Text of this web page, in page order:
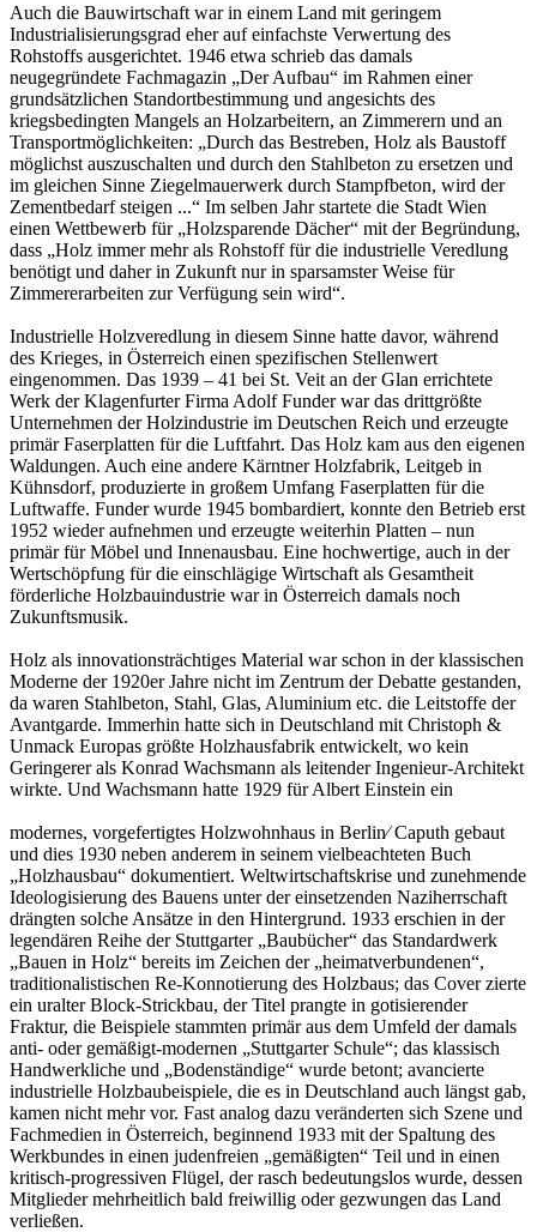
Auch die Bauwirtschaft war in einem Land mit geringem
Industrialisierungsgrad eher auf einfachste Verwertung des
Rohstoffs ausgerichtet. 1946 etwa schrieb das damals
neugegründete Fachmagazin „Der Aufbau“ im Rahmen einer
grundsätzlichen Standortbestimmung und angesichts des
kriegsbedingten Mangels an Holzarbeitern, an Zimmerern und an
Transportmöglichkeiten: „Durch das Bestreben, Holz als Baustoff
möglichst auszuschalten und durch den Stahlbeton zu ersetzen und
im gleichen Sinne Ziegelmauerwerk durch Stampfbeton, wird der
Zementbedarf steigen ...“ Im selben Jahr startete die Stadt Wien
einen Wettbewerb für „Holzsparende Dächer“ mit der Begründung,
dass „Holz immer mehr als Rohstoff für die industrielle Veredlung
benötigt und daher in Zukunft nur in sparsamster Weise für
Zimmererarbeiten zur Verfügung sein wird“.
Industrielle Holzveredlung in diesem Sinne hatte davor, während
des Krieges, in Österreich einen spezifischen Stellenwert
eingenommen. Das 1939 – 41 bei St. Veit an der Glan errichtete
Werk der Klagenfurter Firma Adolf Funder war das drittgrößte
Unternehmen der Holzindustrie im Deutschen Reich und erzeugte
primär Faserplatten für die Luftfahrt. Das Holz kam aus den eigenen
Waldungen. Auch eine andere Kärntner Holzfabrik, Leitgeb in
Kühnsdorf, produzierte in großem Umfang Faserplatten für die
Luftwaffe. Funder wurde 1945 bombardiert, konnte den Betrieb erst
1952 wieder aufnehmen und erzeugte weiterhin Platten – nun
primär für Möbel und Innenausbau. Eine hochwertige, auch in der
Wertschöpfung für die einschlägige Wirtschaft als Gesamtheit
förderliche Holzbauindustrie war in Österreich damals noch
Zukunftsmusik.
Holz als innovationsträchtiges Material war schon in der klassischen
Moderne der 1920er Jahre nicht im Zentrum der Debatte gestanden,
da waren Stahlbeton, Stahl, Glas, Aluminium etc. die Leitstoffe der
Avantgarde. Immerhin hatte sich in Deutschland mit Christoph &
Unmack Europas größte Holzhausfabrik entwickelt, wo kein
Geringerer als Konrad Wachsmann als leitender Ingenieur-Architekt
wirkte. Und Wachsmann hatte 1929 für Albert Einstein ein
modernes, vorgefertigtes Holzwohnhaus in Berlin⁄ Caputh gebaut
und dies 1930 neben anderem in seinem vielbeachteten Buch
„Holzhausbau“ dokumentiert. Weltwirtschaftskrise und zunehmende
Ideologisierung des Bauens unter der einsetzenden Naziherrschaft
drängten solche Ansätze in den Hintergrund. 1933 erschien in der
legendären Reihe der Stuttgarter „Baubücher“ das Standardwerk
„Bauen in Holz“ bereits im Zeichen der „heimatverbundenen“,
traditionalistischen Re-Konnotierung des Holzbaus; das Cover zierte
ein uralter Block-Strickbau, der Titel prangte in gotisierender
Fraktur, die Beispiele stammten primär aus dem Umfeld der damals
anti- oder gemäßigt-modernen „Stuttgarter Schule“; das klassisch
Handwerkliche und „Bodenständige“ wurde betont; avancierte
industrielle Holzbaubeispiele, die es in Deutschland auch längst gab,
kamen nicht mehr vor. Fast analog dazu veränderten sich Szene und
Fachmedien in Österreich, beginnend 1933 mit der Spaltung des
Werkbundes in einen judenfreien „gemäßigten“ Teil und in einen
kritisch-progressiven Flügel, der rasch bedeutungslos wurde, dessen
Mitglieder mehrheitlich bald freiwillig oder gezwungen das Land
verließen.